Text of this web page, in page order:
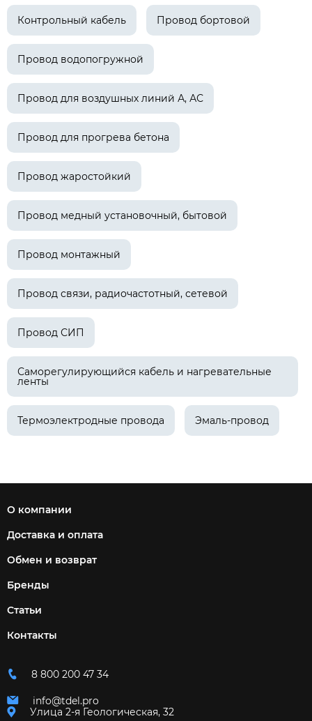
Контрольный кабель Провод бортовой
Провод водопогружной
Провод для воздушных линий А, АС
Провод для прогрева бетона
Провод жаростойкий
Провод медный установочный, бытовой
Провод монтажный
Провод связи, радиочастотный, сетевой
Провод СИП
Саморегулирующийся кабель и нагревательные
ленты
Термоэлектродные провода Эмаль-провод
О компании
Доставка и оплата
Обмен и возврат
Бренды
Статьи
Контакты
8 800 200 47 34
info@tdel.pro
Улица 2-я Геологическая, 32